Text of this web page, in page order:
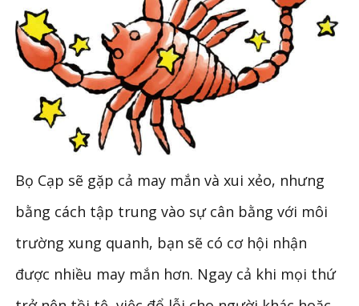
Bọ Cạp sẽ gặp cả may mắn và xui xẻo, nhưng
bằng cách tập trung vào sự cân bằng với môi
trường xung quanh, bạn sẽ có cơ hội nhận
được nhiều may mắn hơn. Ngay cả khi mọi thứ